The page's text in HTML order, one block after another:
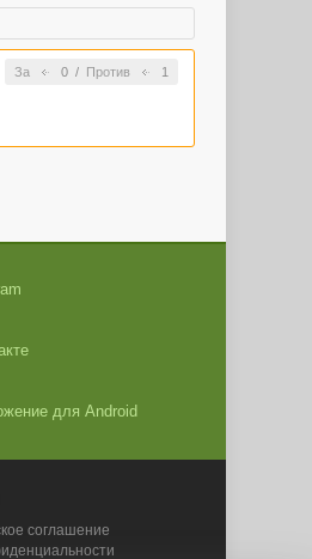
За 0/ Против 1
для Android
соглашение